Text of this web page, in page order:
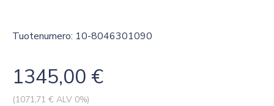
Tuotenumero: 10-8046301090
1345,00 €
(1071,71 € ALV 0%)